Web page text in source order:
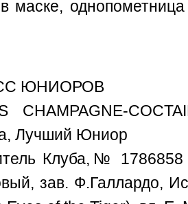
маске,
ЮНИОРОВ
CHAMPAGNE-
Лучший Юниор
Клуба,№ 1786858
зав. Ф.Галлардо,